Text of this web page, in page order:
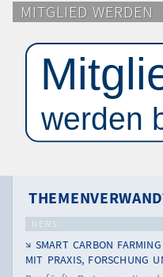
MITGLIED WERDEN
NEWS
SMART CARBON
MIT PRAXIS, FORSCHUNG